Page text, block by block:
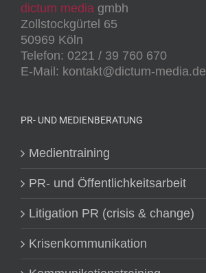
dictum media gmbh
Zollstockgürtel 65
50969 Köln
Telefon: 0221 / 39 760 670
E-Mail: kontakt@dictum-media.de
PR- UND MEDIENBERATUNG
Medientraining
PR- und Öffentlichkeitsarbeit
Litigation PR (crisis & change)
Krisenkommunikation